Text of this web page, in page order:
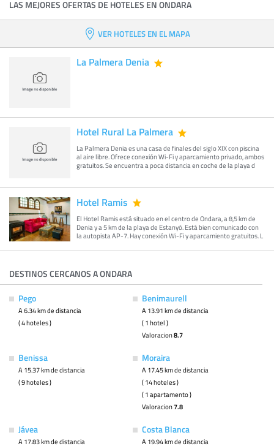
LAS MEJORES OFERTAS DE HOTELES EN ONDARA
VER HOTELES EN EL MAPA
La Palmera Denia
Hotel Rural La Palmera
La Palmera Denia es una casa de finales del siglo XIX con piscina
al aire libre. Ofrece conexión Wi-Fi y aparcamiento privado, ambos
gratuitos. Se encuentra a poca distancia en coche de la playa d
Hotel Ramis
El Hotel Ramis está situado en el centro de Ondara, a 8,5 km de
Denia y a 5 km de la playa de Estanyó. Está bien comunicado con
la autopista AP-7. Hay conexión Wi-Fi y aparcamiento gratuitos. L
DESTINOS CERCANOS A ONDARA
Pego
A 6.34 km de distancia
( 4 hoteles )
Benimaurell
A 13.91 km de distancia
( 1 hotel )
Valoracion8.7
Benissa
A 15.37 km de distancia
( 9 hoteles )
Moraira
A 17.45 km de distancia
( 14 hoteles )
( 1 apartamento )
Valoracion7.8
Jávea
A 17.83 km de distancia
Costa Blanca
A 19.94 km de distancia